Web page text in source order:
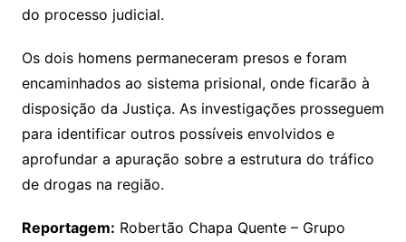
do processo judicial.
Os dois homens permaneceram presos e foram
encaminhados ao sistema prisional, onde ficarão à
disposição da Justiça. As investigações prosseguem
para identificar outros possíveis envolvidos e
aprofundar a apuração sobre a estrutura do tráfico
de drogas na região.
Reportagem: Robertão Chapa Quente – Grupo